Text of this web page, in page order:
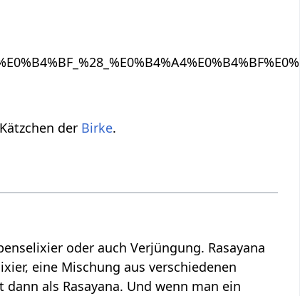
der Birke.
oder auch Verjüngung. Rasayana
eine Mischung aus verschiedenen
als Rasayana. Und wenn man ein